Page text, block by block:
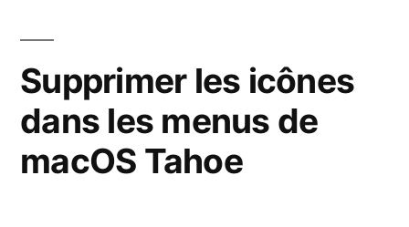
tentent
d’installer
des
apps
les
qui
tentent
Supprimer les icônes
dans les menus de
macOS Tahoe